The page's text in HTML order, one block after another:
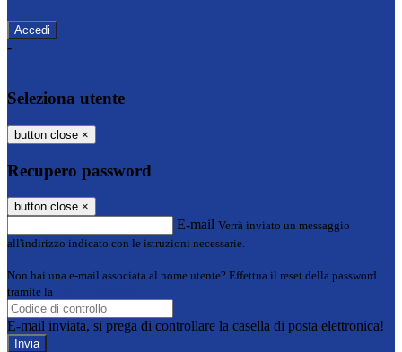
-
Seleziona utente
button close ×
Recupero password
button close ×
E-mail Verrà inviato un messaggio
all'indirizzo indicato con le istruzioni necessarie.
Non hai una e-mail associata al nome utente? Effettua il reset della password
tramite la
E-mail inviata, si prega di controllare la casella di posta elettronica!